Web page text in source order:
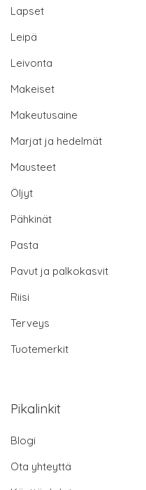
Lapset
Leipä
Leivonta
Makeiset
Makeutusaine
Marjat ja hedelmät
Mausteet
Öljyt
Pähkinät
Pasta
Pavut ja palkokasvit
Riisi
Terveys
Tuotemerkit
Pikalinkit
Blogi
Ota yhteyttä